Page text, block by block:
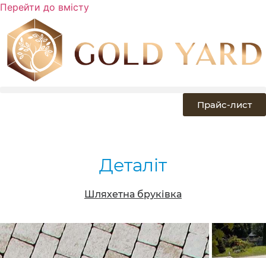
Перейти до вмісту
Прайс-лист
Деталіт
Шляхетна бруківка